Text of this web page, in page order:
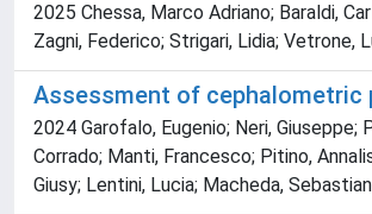
2025 Chessa, Marco Adriano; Baraldi,
Zagni, Federico; Strigari, Lidia; Vetrone,
Assessment of cephalometric
2024 Garofalo, Eugenio; Neri,
Corrado; Manti, Francesco; Pitino,
Giusy; Lentini, Lucia; Macheda,